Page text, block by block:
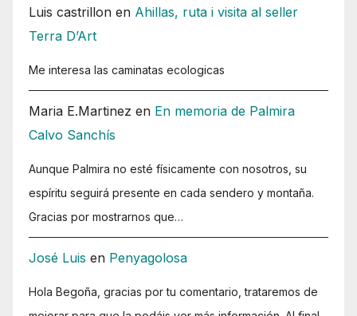
Luis castrillon en Ahillas, ruta i visita al seller
Terra D’Art
Me interesa las caminatas ecologicas
Maria E.Martinez en En memoria de Palmira
Calvo Sanchís
Aunque Palmira no esté físicamente con nosotros, su
espíritu seguirá presente en cada sendero y montaña.
Gracias por mostrarnos que…
José Luis en Penyagolosa
Hola Begoña, gracias por tu comentario, trataremos de